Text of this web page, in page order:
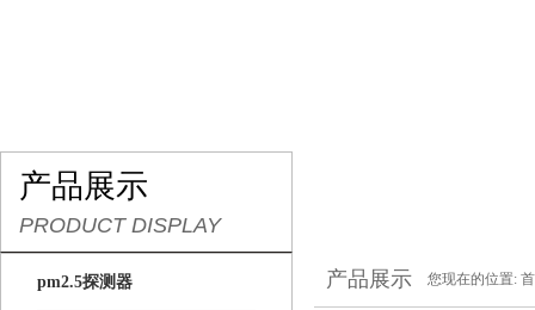
产品展示
PRODUCT DISPLAY
pm2.5探测器 产品展示 您现在的位置: